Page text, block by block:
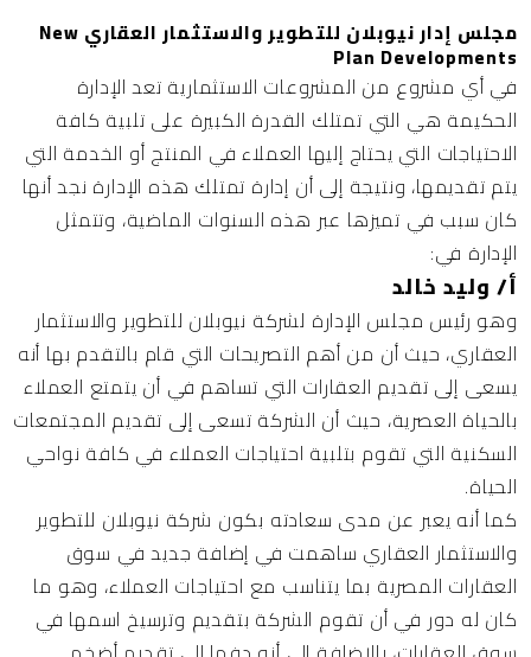
مجلس إدار نيوبلان للتطوير والاستثمار العقاري New
Plan Developments
في أي مشروع من المشروعات الاستثمارية تعد الإدارة
الحكيمة هي التي تمتلك القدرة الكبيرة على تلبية كافة
الاحتياجات التي يحتاج إليها العملاء في المنتج أو الخدمة التي
يتم تقديمها، ونتيجة إلى أن إدارة تمتلك هذه الإدارة نجد أنها
كان سبب في تميزها عبر هذه السنوات الماضية، وتتمثل
الإدارة في:
أ/ وليد خالد
وهو رئيس مجلس الإدارة لشركة نيوبلان للتطوير والاستثمار
العقاري، حيث أن من أهم التصريحات التي قام بالتقدم بها أنه
يسعى إلى تقديم العقارات التي تساهم في أن يتمتع العملاء
بالحياة العصرية، حيث أن الشركة تسعى إلى تقديم المجتمعات
السكنية التي تقوم بتلبية احتياجات العملاء في كافة نواحي
الحياة.
كما أنه يعبر عن مدى سعادته بكون شركة نيوبلان للتطوير
والاستثمار العقاري ساهمت في إضافة جديد في سوق
العقارات المصرية بما يتناسب مع احتياجات العملاء، وهو ما
كان له دور في أن تقوم الشركة بتقديم وترسيخ اسمها في